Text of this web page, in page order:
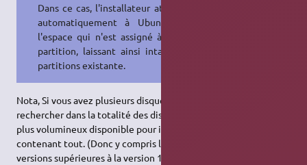
Dans ce cas, l'installateur attribuera
automatiquement à Ubuntu tout
l'espace qui n'est assigné à aucune
partition, laissant ainsi intactes les
partitions existante.
Nota, Si vous avez plusieurs disques, l'installateur va d'abord
rechercher dans la totalité des disques, l'espace disponible le
plus volumineux disponible pour installer sa partition
contenant tout. (Donc y compris le fichier de swap) pour les
versions supérieures à la version 16.04.